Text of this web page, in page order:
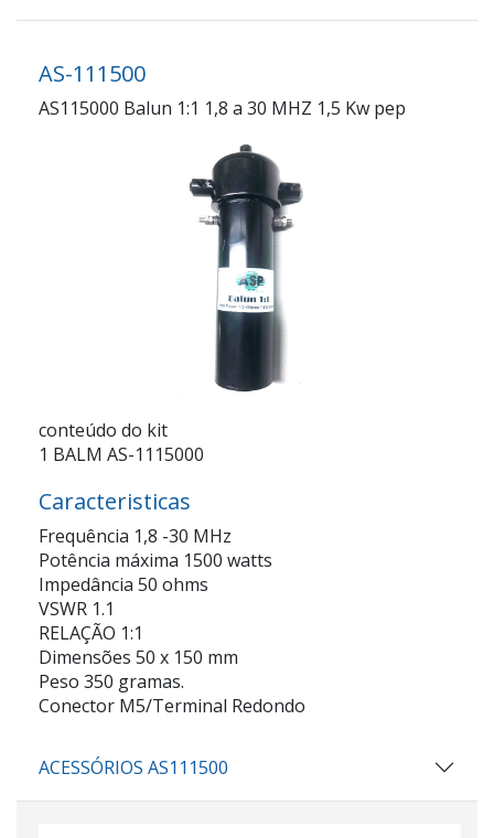
AS-111500
AS115000 Balun 1:1 1,8 a 30 MHZ 1,5 Kw pep
conteúdo do kit
1 BALM AS-1115000
Caracteristicas
Frequência 1,8 -30 MHz
Potência máxima 1500 watts
Impedância 50 ohms
VSWR 1.1
RELAÇÃO 1:1
Dimensões 50 x 150 mm
Peso 350 gramas.
Conector M5/Terminal Redondo
ACESSÓRIOS AS111500